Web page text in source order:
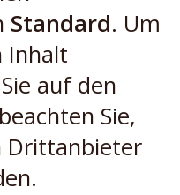
Standard. Um
Inhalt
auf den
Sie,
Drittanbieter